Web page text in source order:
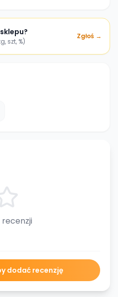
szt, %)
Zgłoś →
recenzji
dodać recenzję